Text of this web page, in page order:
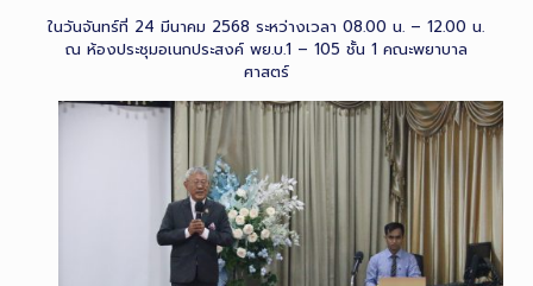
ในวันจันทร์ที่ 24 มีนาคม 2568 ระหว่างเวลา 08.00 น. – 12.00 น.
ณ ห้องประชุมอเนกประสงค์ พย.บ.1 – 105 ชั้น 1 คณะพยาบาล
ศาสตร์